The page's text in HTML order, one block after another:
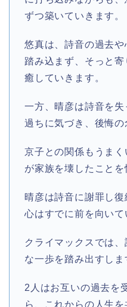
ずつ築いていきます。
悠真は、詩音の過去
踏み込まず、そっと
癒していきます。
一方、晴彦は詩音を
過ちに気づき、後悔の
京子との関係もうま
が家族を壊したことを
晴彦は詩音に謝罪し
心はすでに前を向いて
クライマックスでは
な一歩を踏み出すしま
2人はお互いの過去を
ら、これからの人生